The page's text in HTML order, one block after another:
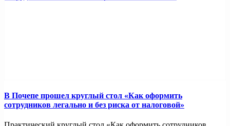
В Почепе прошел круглый стол «Как оформить
сотрудников легально и без риска от налоговой»